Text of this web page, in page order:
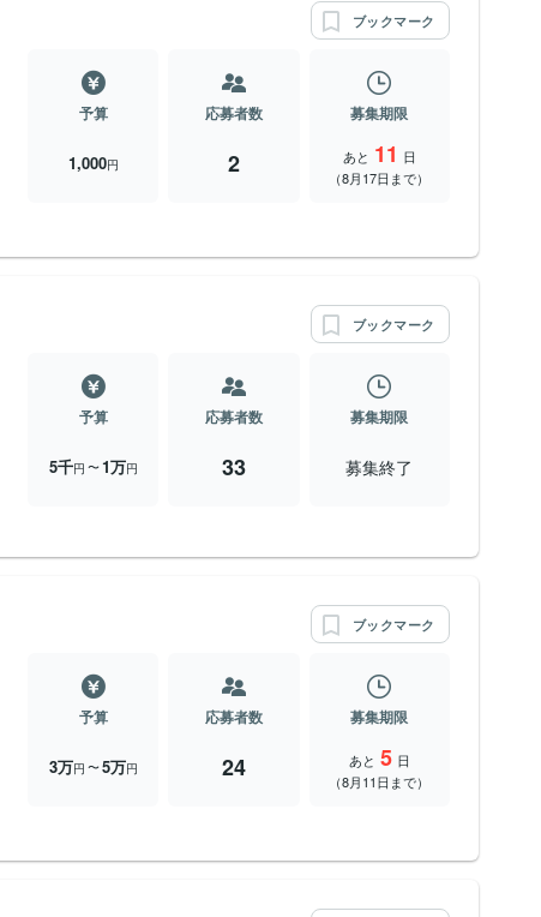
ブックマーク
予算
1,000円
応募者数
2
募集期限
あと 11 日
（8月17日まで）
ブックマーク
予算
5千円 〜1万円
応募者数
33
募集期限
募集終了
ブックマーク
予算
3万円 〜5万円
応募者数
24
募集期限
あと 5 日
（8月11日まで）